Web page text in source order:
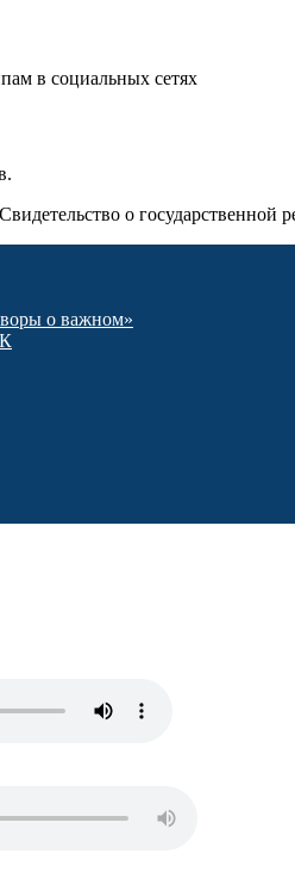
в социальных сетях
о
о важном»